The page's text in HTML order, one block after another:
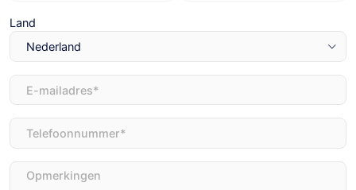
Land
E-
mailadres(Vereist)
Telefoon
Opmerkingen